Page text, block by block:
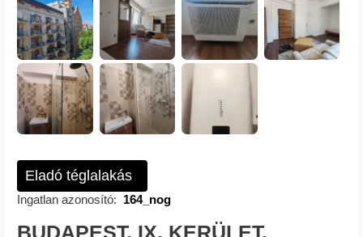
Eladó téglalakás
Ingatlan azonosító: 164_nog